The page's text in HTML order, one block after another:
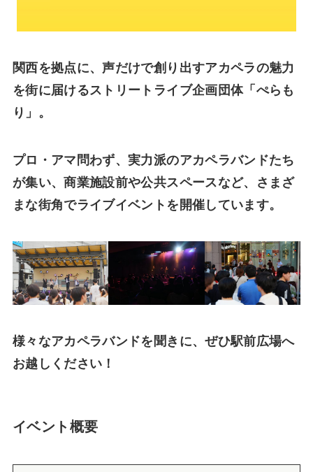
関西を拠点に、声だけで創り出すアカペラの魅力
を街に届けるストリートライブ企画団体「ぺらも
り」。
プロ・アマ問わず、実力派のアカペラバンドたち
が集い、商業施設前や公共スペースなど、さまざ
まな街角でライブイベントを開催しています。
様々なアカペラバンドを聞きに、ぜひ駅前広場へ
お越しください！
イベント概要